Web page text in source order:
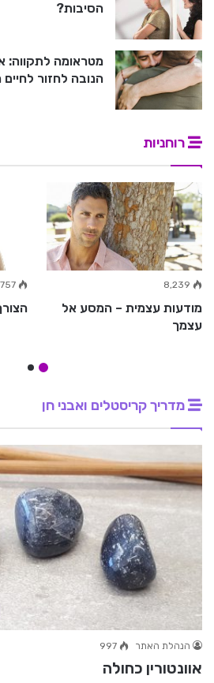
הסיבות?
הנובה לחזור
רוחניות
8,239
מודעות עצמית – המסע אל
עצמך
מדריך קריסטלים ואבני חן
הנהלת האתר 997
אוונטורין כחולה